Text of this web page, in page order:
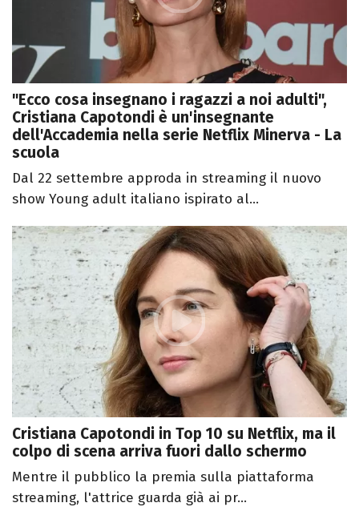
"Ecco cosa insegnano i ragazzi a noi adulti",
Cristiana Capotondi è un'insegnante
dell'Accademia nella serie Netflix Minerva - La
scuola
Dal 22 settembre approda in streaming il nuovo
show Young adult italiano ispirato al...
Cristiana Capotondi in Top 10 su Netflix, ma il
colpo di scena arriva fuori dallo schermo
Mentre il pubblico la premia sulla piattaforma
streaming, l'attrice guarda già ai pr...